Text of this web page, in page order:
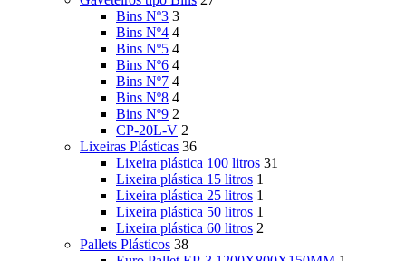
Bins Nº3 3
Bins Nº4 4
Bins Nº5 4
Bins Nº6 4
Bins Nº7 4
Bins Nº8 4
Bins Nº9 2
CP-20L-V 2
Lixeiras Plásticas 36
Lixeira plástica 100 litros 31
Lixeira plástica 15 litros 1
Lixeira plástica 25 litros 1
Lixeira plástica 50 litros 1
Lixeira plástica 60 litros 2
Pallets Plásticos 38